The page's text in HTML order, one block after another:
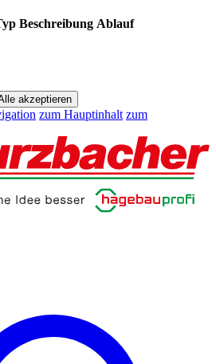
Beschreibung Ablauf
akzeptieren
zum Hauptinhalt zum